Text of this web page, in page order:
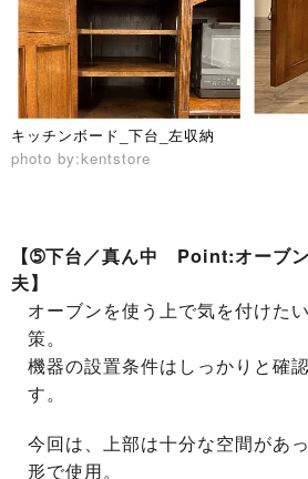
キッチンボード_下台_左収納
photo by:kentstore
【➄下台／真ん中 Point:オーブ
夫】
オーブンを使う上で気を付けた
策。
機器の設置条件はしっかりと確
す。
今回は、上部は十分な空間があ
形で使用。